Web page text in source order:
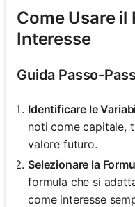
Come Usare il
Interesse
Guida Passo-
Identificare le
noti come capitale,
valore futuro.
Selezionare la
formula che si
come interesse